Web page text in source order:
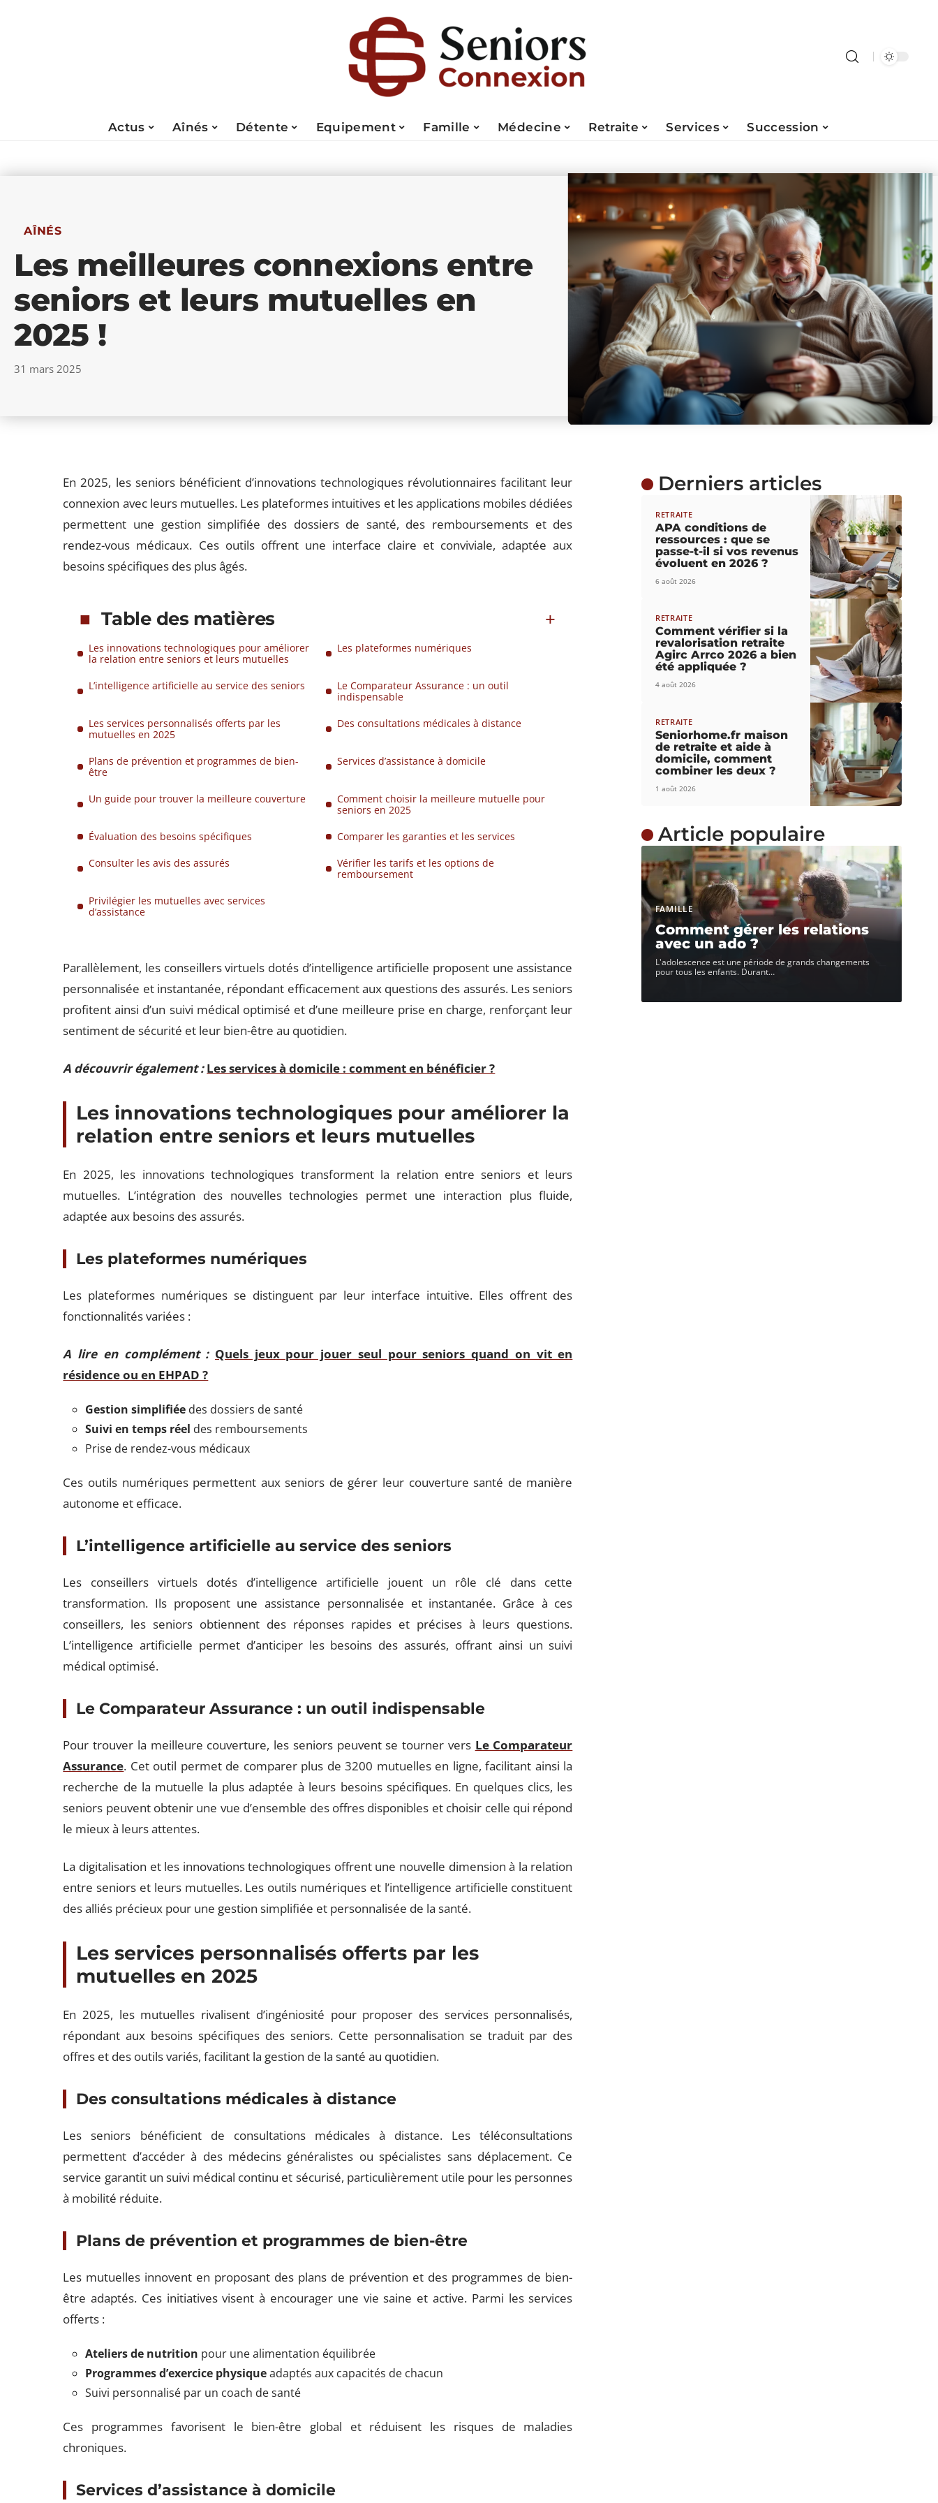
Actus Aînés Détente Equipement Famille Médecine Retraite Services Succession
AÎNÉS
Les meilleures connexions entre
seniors et leurs mutuelles en
2025 !
31 mars 2025
En 2025, les seniors bénéficient d’innovations technologiques révolutionnaires facilitant leur
connexion avec leurs mutuelles. Les plateformes intuitives et les applications mobiles dédiées
permettent une gestion simplifiée des dossiers de santé, des remboursements et des
rendez-vous médicaux. Ces outils offrent une interface claire et conviviale, adaptée aux
besoins spécifiques des plus âgés.
Table des matières
Les innovations technologiques pour améliorer
la relation entre seniors et leurs mutuelles
Les plateformes numériques
L’intelligence artificielle au service des seniors
Le Comparateur Assurance : un outil
indispensable
Les services personnalisés offerts par les
mutuelles en 2025
Des consultations médicales à distance
Plans de prévention et programmes de bien-
être
Services d’assistance à domicile
Un guide pour trouver la meilleure couverture
Comment choisir la meilleure mutuelle pour
seniors en 2025
Évaluation des besoins spécifiques
Comparer les garanties et les services
Consulter les avis des assurés
Vérifier les tarifs et les options de
remboursement
Privilégier les mutuelles avec services
d’assistance
Parallèlement, les conseillers virtuels dotés d’intelligence artificielle proposent une assistance
personnalisée et instantanée, répondant efficacement aux questions des assurés. Les seniors
profitent ainsi d’un suivi médical optimisé et d’une meilleure prise en charge, renforçant leur
sentiment de sécurité et leur bien-être au quotidien.
A découvrir également : Les services à domicile : comment en bénéficier ?
Les innovations technologiques pour améliorer la
relation entre seniors et leurs mutuelles
En 2025, les innovations technologiques transforment la relation entre seniors et leurs
mutuelles. L’intégration des nouvelles technologies permet une interaction plus fluide,
adaptée aux besoins des assurés.
Les plateformes numériques
Les plateformes numériques se distinguent par leur interface intuitive. Elles offrent des
fonctionnalités variées :
A lire en complément : Quels jeux pour jouer seul pour seniors quand on vit en
résidence ou en EHPAD ?
Gestion simplifiée des dossiers de santé
Suivi en temps réel des remboursements
Prise de rendez-vous médicaux
Ces outils numériques permettent aux seniors de gérer leur couverture santé de manière
autonome et efficace.
L’intelligence artificielle au service des seniors
Les conseillers virtuels dotés d’intelligence artificielle jouent un rôle clé dans cette
transformation. Ils proposent une assistance personnalisée et instantanée. Grâce à ces
conseillers, les seniors obtiennent des réponses rapides et précises à leurs questions.
L’intelligence artificielle permet d’anticiper les besoins des assurés, offrant ainsi un suivi
médical optimisé.
Le Comparateur Assurance : un outil indispensable
Pour trouver la meilleure couverture, les seniors peuvent se tourner vers Le Comparateur
Assurance. Cet outil permet de comparer plus de 3200 mutuelles en ligne, facilitant ainsi la
recherche de la mutuelle la plus adaptée à leurs besoins spécifiques. En quelques clics, les
seniors peuvent obtenir une vue d’ensemble des offres disponibles et choisir celle qui répond
le mieux à leurs attentes.
La digitalisation et les innovations technologiques offrent une nouvelle dimension à la relation
entre seniors et leurs mutuelles. Les outils numériques et l’intelligence artificielle constituent
des alliés précieux pour une gestion simplifiée et personnalisée de la santé.
Les services personnalisés offerts par les
mutuelles en 2025
En 2025, les mutuelles rivalisent d’ingéniosité pour proposer des services personnalisés,
répondant aux besoins spécifiques des seniors. Cette personnalisation se traduit par des
offres et des outils variés, facilitant la gestion de la santé au quotidien.
Des consultations médicales à distance
Les seniors bénéficient de consultations médicales à distance. Les téléconsultations
permettent d’accéder à des médecins généralistes ou spécialistes sans déplacement. Ce
service garantit un suivi médical continu et sécurisé, particulièrement utile pour les personnes
à mobilité réduite.
Plans de prévention et programmes de bien-être
Les mutuelles innovent en proposant des plans de prévention et des programmes de bien-
être adaptés. Ces initiatives visent à encourager une vie saine et active. Parmi les services
offerts :
Ateliers de nutrition pour une alimentation équilibrée
Programmes d’exercice physiqueadaptés aux capacités de chacun
Suivi personnalisé par un coach de santé
Ces programmes favorisent le bien-être global et réduisent les risques de maladies
chroniques.
Services d’assistance à domicile
Derniers articles
RETRAITE
APA conditions de
ressources : que se
passe-t-il si vos revenus
évoluent en 2026 ?
6 août 2026
RETRAITE
Comment vérifier si la
revalorisation retraite
Agirc Arrco 2026 a bien
été appliquée ?
4 août 2026
RETRAITE
Seniorhome.fr maison
de retraite et aide à
domicile, comment
combiner les deux ?
1 août 2026
Article populaire
FAMILLE
Comment gérer les relations
avec un ado ?
L'adolescence est une période de grands changements
pour tous les enfants. Durant…